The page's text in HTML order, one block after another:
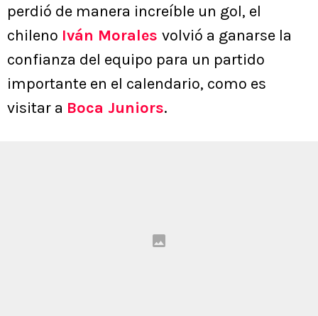
perdió de manera increíble un gol, el
chileno Iván Morales volvió a ganarse la
confianza del equipo para un partido
importante en el calendario, como es
visitar a Boca Juniors.